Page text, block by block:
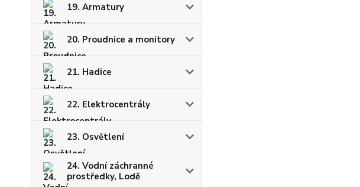
19. Armatury
20. Proudnice a monitory
21. Hadice
22. Elektrocentrály
23. Osvětlení
24. Vodní záchranné
prostředky, Lodě